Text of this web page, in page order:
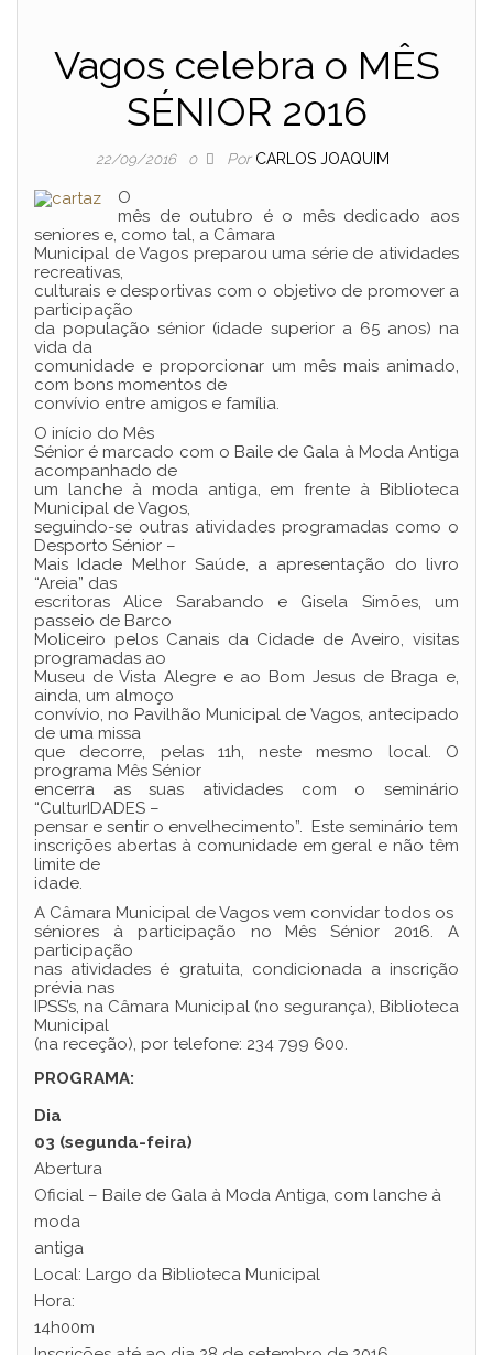
Vagos celebra o MÊS
SÉNIOR 2016
22/09/2016 0 Por CARLOS JOAQUIM
O
mês de outubro é o mês dedicado aos
seniores e, como tal, a Câmara
Municipal de Vagos preparou uma série de atividades
recreativas,
culturais e desportivas com o objetivo de promover a
participação
da população sénior (idade superior a 65 anos) na
vida da
comunidade e proporcionar um mês mais animado,
com bons momentos de
convívio entre amigos e família.
O início do Mês
Sénior é marcado com o Baile de Gala à Moda Antiga
acompanhado de
um lanche à moda antiga, em frente à Biblioteca
Municipal de Vagos,
seguindo-se outras atividades programadas como o
Desporto Sénior –
Mais Idade Melhor Saúde, a apresentação do livro
“Areia” das
escritoras Alice Sarabando e Gisela Simões, um
passeio de Barco
Moliceiro pelos Canais da Cidade de Aveiro, visitas
programadas ao
Museu de Vista Alegre e ao Bom Jesus de Braga e,
ainda, um almoço
convívio, no Pavilhão Municipal de Vagos, antecipado
de uma missa
que decorre, pelas 11h, neste mesmo local. O
programa Mês Sénior
encerra as suas atividades com o seminário
“CulturIDADES –
pensar e sentir o envelhecimento”. Este seminário tem
inscrições abertas à comunidade em geral e não têm
limite de
idade.
A Câmara Municipal de Vagos vem convidar todos os
séniores à participação no Mês Sénior 2016. A
participação
nas atividades é gratuita, condicionada a inscrição
prévia nas
IPSS’s, na Câmara Municipal (no segurança), Biblioteca
Municipal
(na receção), por telefone: 234 799 600.
PROGRAMA:
Dia
03 (segunda-feira)
Abertura
Oficial – Baile de Gala à Moda Antiga, com lanche à
moda
antiga
Local: Largo da Biblioteca Municipal
Hora:
14h00m